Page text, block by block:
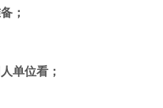
；
单位看；